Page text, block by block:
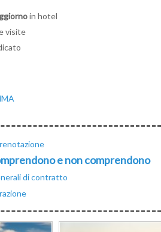
in hotel
visite
e non comprendono
di contratto